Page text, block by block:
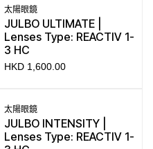
太陽眼鏡
JULBO ULTIMATE |
Lenses Type: REACTIV 1-
3 HC
HKD 1,600.00
太陽眼鏡
JULBO INTENSITY |
Lenses Type: REACTIV 1-